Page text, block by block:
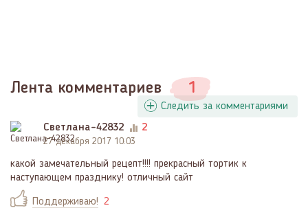
Лента комментариев 1
Следить за комментариями
Светлана-42832
2
27 декабря 2017 10:03
какой замечательный рецепт!!!! прекрасный тортик к
наступающем празднику! отличный сайт
Поддерживаю! 2